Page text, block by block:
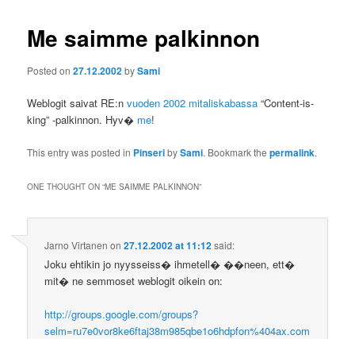
Me saimme palkinnon
Posted on27.12.2002bySami
Weblogit saivat RE:nvuoden 2002 mitaliskabassa “Content-is-
king” -palkinnon. Hyv� me!
This entry was posted in PinseribySami. Bookmark thepermalink.
ONE THOUGHT ON “ME SAIMME PALKINNON”
Jarno Virtanen on27.12.2002 at 11:12said:
Joku ehtikin jo nyysseiss� ihmetell� ��neen, ett�
mit� ne semmoset weblogit oikein on:
http://groups.google.com/groups?
selm=ru7e0vor8ke6ftaj38m985qbe1o6hdpfon%404ax.com